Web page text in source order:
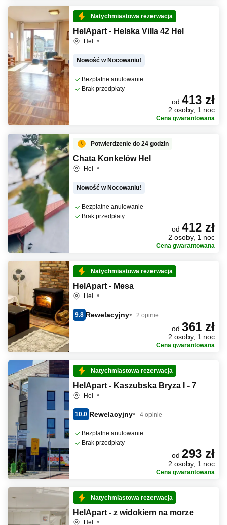
Natychmiastowa rezerwacja
HelApart - Helska Villa 42 Hel
Hel
Nowość w Nocowaniu!
Bezpłatne anulowanie
Brak przedpłaty
od 413 zł
2 osoby, 1 noc
Cena gwarantowana
Potwierdzenie do 24 godzin
Chata Konkelów Hel
Hel
Nowość w Nocowaniu!
Bezpłatne anulowanie
Brak przedpłaty
od 412 zł
2 osoby, 1 noc
Cena gwarantowana
Natychmiastowa rezerwacja
HelApart - Mesa
Hel
9.8 Rewelacyjny 2 opinie
od 361 zł
2 osoby, 1 noc
Cena gwarantowana
Natychmiastowa rezerwacja
HelApart - Kaszubska Bryza I - 7
Hel
10.0 Rewelacyjny 4 opinie
Bezpłatne anulowanie
Brak przedpłaty
od 293 zł
2 osoby, 1 noc
Cena gwarantowana
Natychmiastowa rezerwacja
HelApart - z widokiem na morze
Hel